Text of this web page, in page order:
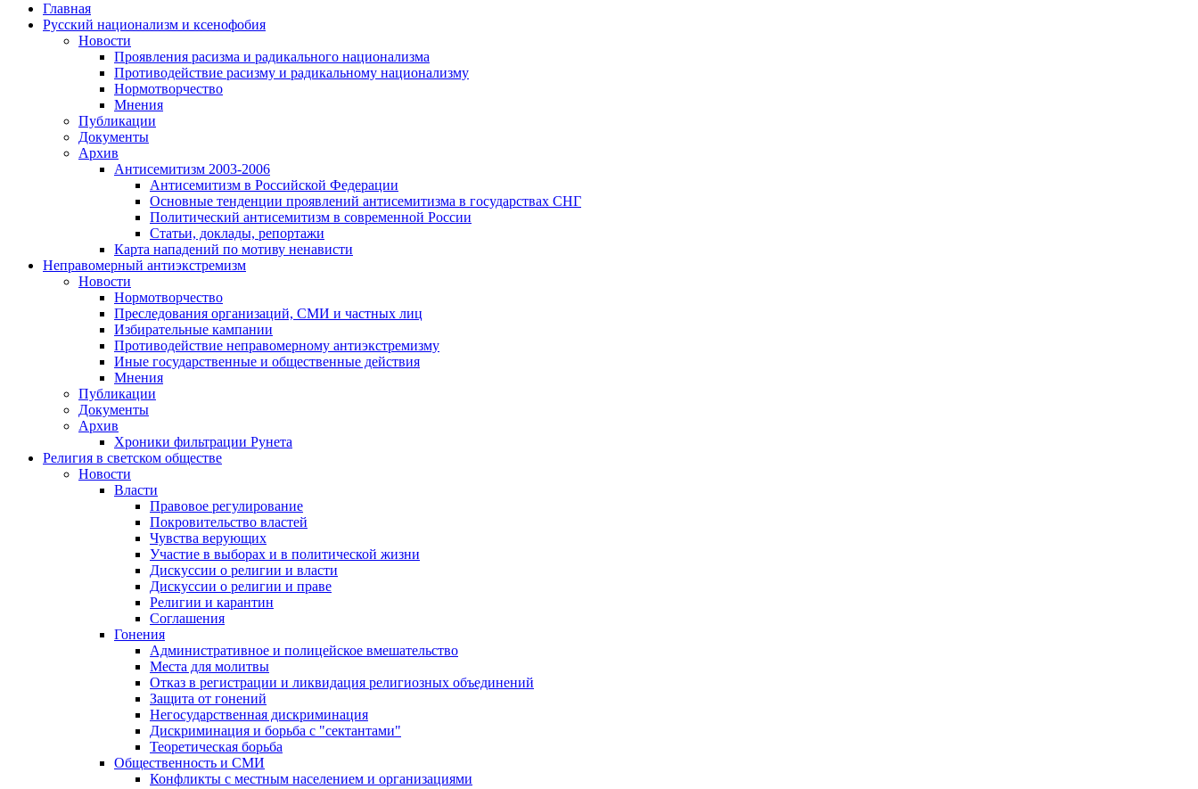
Главная
Русский национализм и ксенофобия
Новости
Проявления расизма и радикального национализма
Противодействие расизму и радикальному национализму
Нормотворчество
Мнения
Публикации
Документы
Архив
Антисемитизм 2003-2006
Антисемитизм в Российской Федерации
Основные тенденции проявлений антисемитизма в государствах СНГ
Политический антисемитизм в современной России
Статьи, доклады, репортажи
Карта нападений по мотиву ненависти
Неправомерный антиэкстремизм
Новости
Нормотворчество
Преследования организаций, СМИ и частных лиц
Избирательные кампании
Противодействие неправомерному антиэкстремизму
Иные государственные и общественные действия
Мнения
Публикации
Документы
Архив
Хроники фильтрации Рунета
Религия в светском обществе
Новости
Власти
Правовое регулирование
Покровительство властей
Чувства верующих
Участие в выборах и в политической жизни
Дискуссии о религии и власти
Дискуссии о религии и праве
Религии и карантин
Соглашения
Гонения
Административное и полицейское вмешательство
Места для молитвы
Отказ в регистрации и ликвидация религиозных объединений
Защита от гонений
Негосударственная дискриминация
Дискриминация и борьба с "сектантами"
Теоретическая борьба
Общественность и СМИ
Конфликты с местным населением и организациями